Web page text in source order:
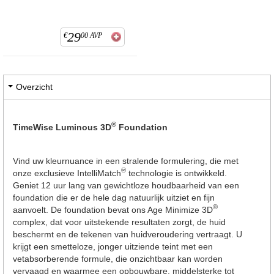
€2900 AVP
Overzicht
TimeWise Luminous 3D® Foundation
Vind uw kleurnuance in een stralende formulering, die met
onze exclusieve IntelliMatch® technologie is ontwikkeld.
Geniet 12 uur lang van gewichtloze houdbaarheid van een
foundation die er de hele dag natuurlijk uitziet en fijn
aanvoelt. De foundation bevat ons Age Minimize 3D®
complex, dat voor uitstekende resultaten zorgt, de huid
beschermt en de tekenen van huidveroudering vertraagt. U
krijgt een smetteloze, jonger uitziende teint met een
vetabsorberende formule, die onzichtbaar kan worden
vervaagd en waarmee een opbouwbare, middelsterke tot